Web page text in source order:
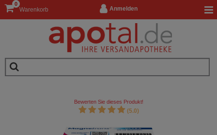
Anmelden
Warenkorb
0
Bewerten Sie dieses Produkt!
(5.0)